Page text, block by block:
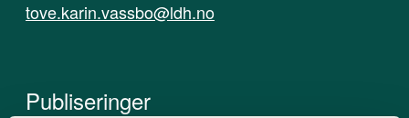
tove.karin.vassbo@ldh.no
Publiseringer